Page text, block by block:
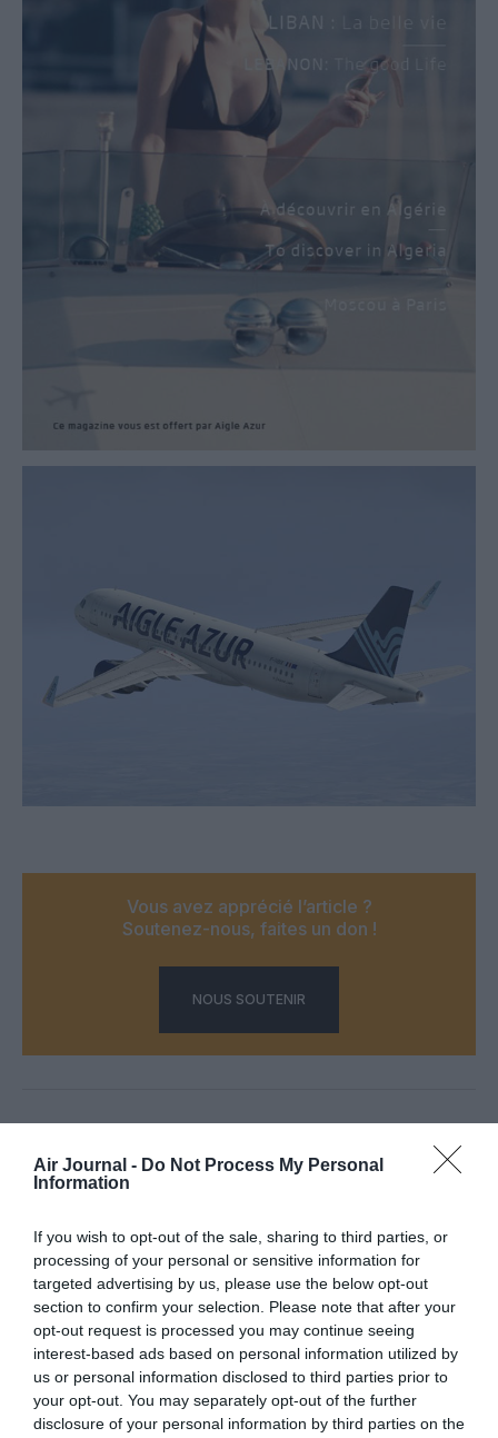
Air Journal - Do Not Process My Personal
Information
If you wish to opt-out of the sale, sharing to third parties, or
processing of your personal or sensitive information for
targeted advertising by us, please use the below opt-out
section to confirm your selection. Please note that after your
opt-out request is processed you may continue seeing
interest-based ads based on personal information utilized by
us or personal information disclosed to third parties prior to
your opt-out. You may separately opt-out of the further
disclosure of your personal information by third parties on the
Vous avez apprécié l’article ?
Soutenez-nous, faites un don !
NOUS SOUTENIR
FacebookTwitter PinterestLinkedInEmail Print
COMMENTAIRE(S)
NDRa commenté :
25 avril 2019 - 11 h 02 min
Ils seront un peu déroutés les nombreux retraités algérois qui